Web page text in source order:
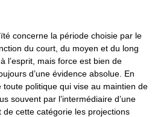
concerne la période choisie par le
du court, du moyen et du long
l’esprit, mais force est bien de
d’une évidence absolue. En
politique qui vise au maintien de
souvent par l’intermédiaire d’une
cette catégorie les projections